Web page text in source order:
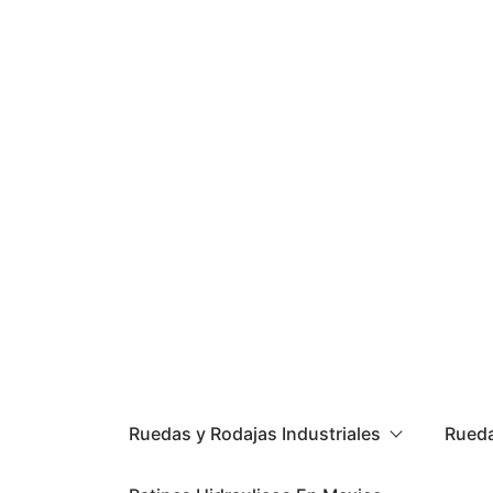
Ruedas y Rodajas Industriales